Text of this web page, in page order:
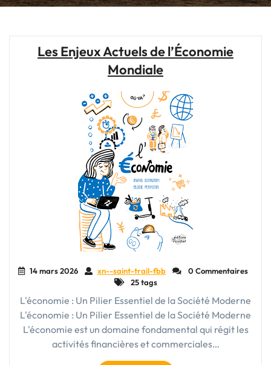
Les Enjeux Actuels de l’Économie
Mondiale
14 mars 2026 xn--saint-trail-fbb
0 Commentaires
25 tags
L'économie : Un Pilier Essentiel de la Société Moderne
L'économie : Un Pilier Essentiel de la Société Moderne
L'économie est un domaine fondamental qui régit les
activités financières et commerciales…